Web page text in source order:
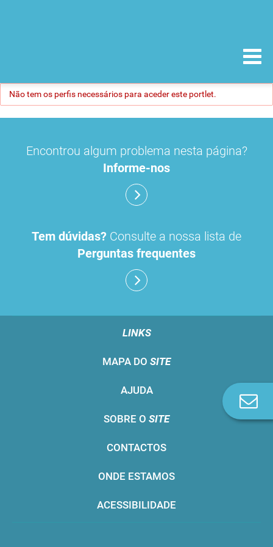
Não tem os perfis necessários para aceder este portlet.
Encontrou algum problema nesta página?
Informe-nos
Tem dúvidas? Consulte a nossa lista de
Perguntas frequentes
LINKS
MAPA DO SITE
AJUDA
SOBRE O SITE
CONTACTOS
ONDE ESTAMOS
ACESSIBILIDADE